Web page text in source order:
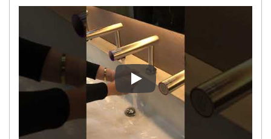
Jak korzystać ze stacji mycia